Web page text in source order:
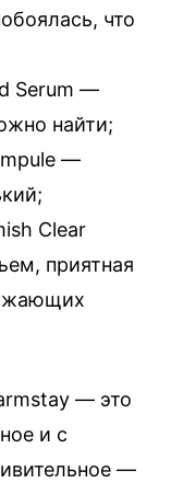
что
Serum —
найти;
—
Clear
приятная
— это
и с
—